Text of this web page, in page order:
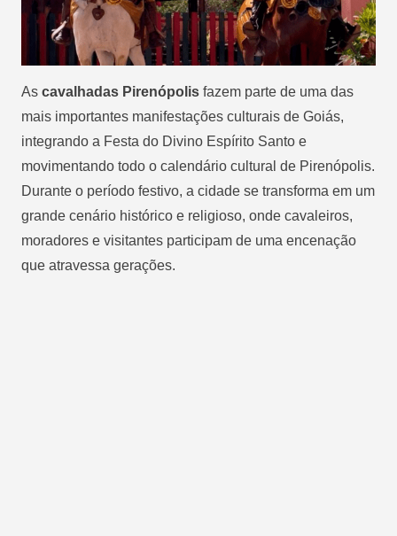
As cavalhadas Pirenópolis fazem parte de uma das
mais importantes manifestações culturais de Goiás,
integrando a Festa do Divino Espírito Santo e
movimentando todo o calendário cultural de Pirenópolis.
Durante o período festivo, a cidade se transforma em um
grande cenário histórico e religioso, onde cavaleiros,
moradores e visitantes participam de uma encenação
que atravessa gerações.